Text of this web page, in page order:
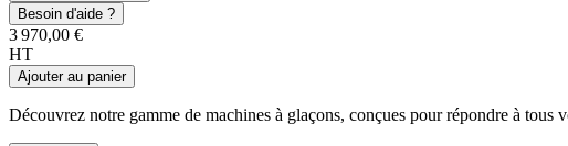
Besoin d'aide ?
3 970,00 €
HT
Ajouter au panier
Découvrez notre gamme de machines à glaçons, conçues pour répondre à